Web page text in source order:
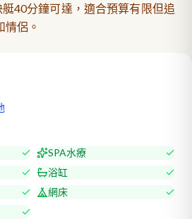
40分鐘可達，適合預算有限但追
情侶。
SPA水療
浴缸
網床